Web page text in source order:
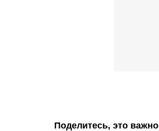
Поделитесь, это важно